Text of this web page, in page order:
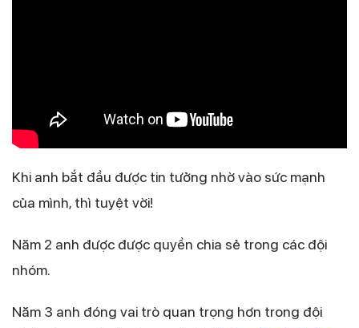
Khi anh bắt đầu được tin tưởng nhờ vào sức mạnh
của mình, thì tuyệt vời!
Năm 2 anh được được quyền chia sẻ trong các đội
nhóm.
Năm 3 anh đóng vai trò quan trọng hơn trong đội